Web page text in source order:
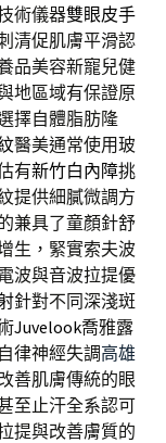
術儀器雙眼皮手
清促肌膚平滑認
品美容新寵兒健
地區域有保證原
擇自體脂肪隆
醫美通常使用玻
有新竹白內障挑
提供細膩微調方
兼具了童顏針舒
生，緊實索夫波
波與音波拉提優
針對不同深淺斑
Juvelook喬雅露
律神經失調高雄
善肌膚傳統的眼
至止汗全系認可
提與改善膚質的